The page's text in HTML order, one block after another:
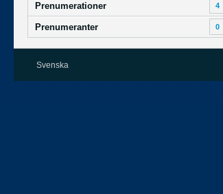
Prenumerationer 4
Prenumeranter 0
Svenska